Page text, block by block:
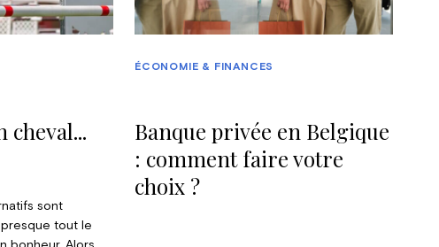
cheval...
sont
tout le
Banque privée en Belgique
: comment faire votre
choix ?
ÉCONOMIE & FINANCES